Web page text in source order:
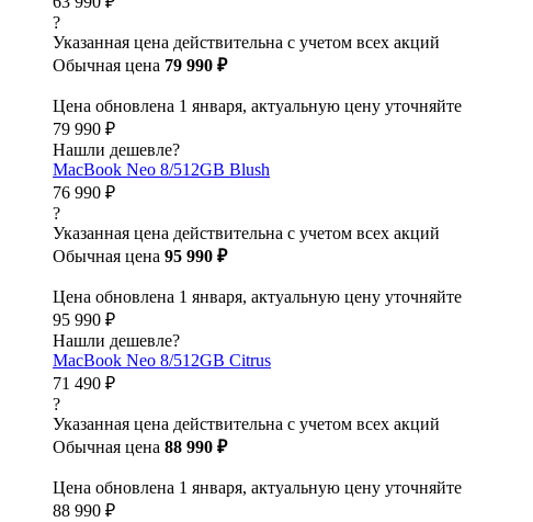
?
Указанная цена действительна с учетом всех акций
Обычная цена 79 990 ₽
Цена обновлена 1 января, актуальную цену уточняйте
79 990 ₽
Нашли дешевле?
MacBook Neo 8/512GB Blush
76 990 ₽
?
Указанная цена действительна с учетом всех акций
Обычная цена 95 990 ₽
Цена обновлена 1 января, актуальную цену уточняйте
95 990 ₽
Нашли дешевле?
MacBook Neo 8/512GB Citrus
71 490 ₽
?
Указанная цена действительна с учетом всех акций
Обычная цена 88 990 ₽
Цена обновлена 1 января, актуальную цену уточняйте
88 990 ₽